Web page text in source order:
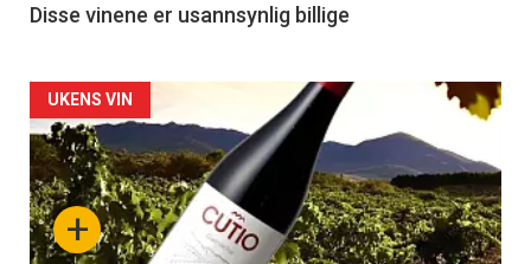
Disse vinene er usannsynlig billige
Forsiden
akkurat
nå
-
+
UKENS VIN